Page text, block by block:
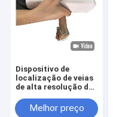
Dispositivo de
localização de veias
de alta resolução de
Melhor preço